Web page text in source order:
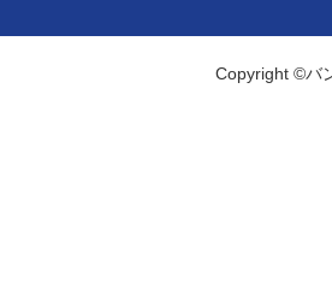
Copyright ©バ